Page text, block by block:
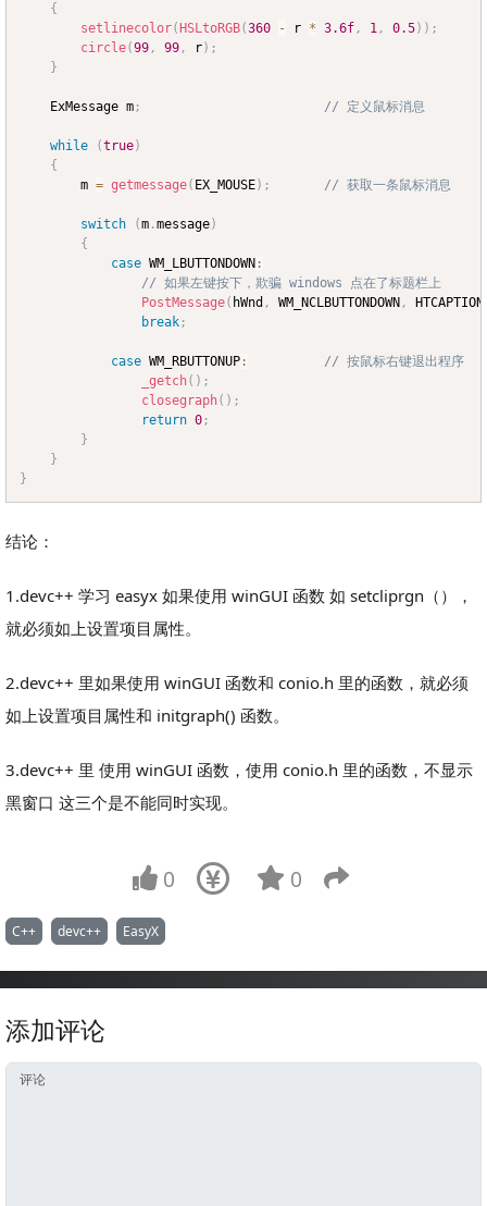
{
setlinecolor( HSLtoRGB(360 - r * 3.6f , 1 , 0.5) ) ;
circle(99 , 99 , r) ;
}
	ExMessage m
; // 定义鼠标消息
while (true)
{
		m
= getmessage( EX_MOUSE) ; // 获取一条鼠标消息
switch (m .message)
{
case WM_LBUTTONDOWN :
// 如果左键按下，欺骗 windows 点在了标题栏上
PostMessage( hWnd , WM_NCLBUTTONDOWN , HTCAPTION
break ;
case WM_RBUTTONUP:
// 按鼠标右键退出程序
_getch( ) ;
closegraph( ) ;
return 0 ;
}
}
}
结论：
1.devc++ 学习 easyx 如果使用 winGUI 函数 如 setcliprgn（），
就必须如上设置项目属性。
2.devc++ 里如果使用 winGUI 函数和 conio.h 里的函数，就必须
如上设置项目属性和 initgraph() 函数。
3.devc++ 里 使用 winGUI 函数，使用 conio.h 里的函数，不显示
黑窗口 这三个是不能同时实现。
0 0
C++ devc++ EasyX
添加评论